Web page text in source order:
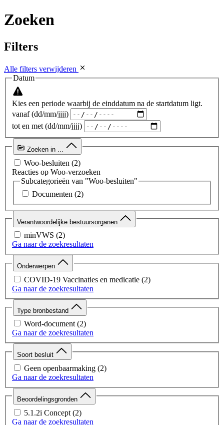
Zoeken
Filters
Alle filters verwijderen
Datum
Kies een periode waarbij de einddatum na de startdatum ligt.
vanaf (dd/mm/jjjj)
tot en met (dd/mm/jjjj)
Zoeken in ...
Woo-besluiten (2)
Reacties op Woo-verzoeken
Subcategorieën van "Woo-besluiten"
Documenten (2)
Verantwoordelijke bestuursorganen
minVWS (2)
Ga naar de zoekresultaten
Onderwerpen
COVID-19 Vaccinaties en medicatie (2)
Ga naar de zoekresultaten
Type bronbestand
Word-document (2)
Ga naar de zoekresultaten
Soort besluit
Geen openbaarmaking (2)
Ga naar de zoekresultaten
Beoordelingsgronden
5.1.2i Concept (2)
Ga naar de zoekresultaten